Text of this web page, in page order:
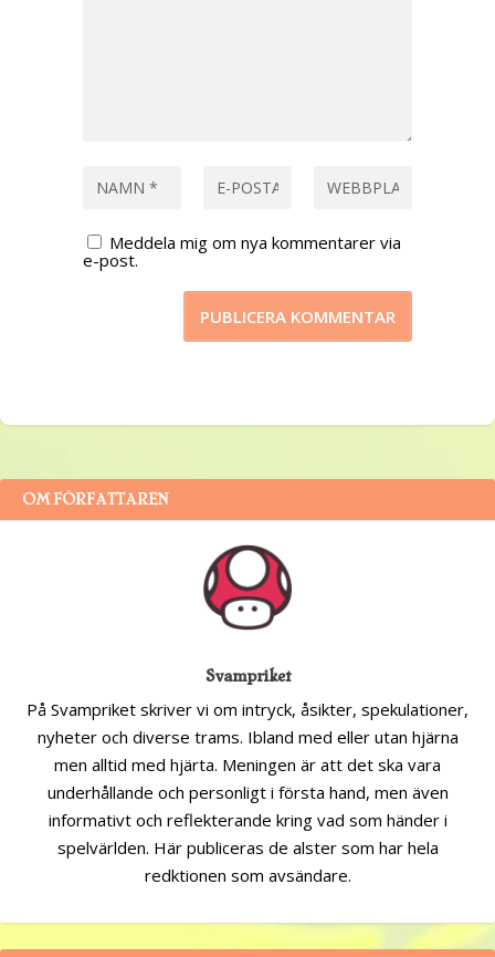
Meddela mig om nya kommentarer via
e-post.
OM FÖRFATTAREN
Svampriket
På Svampriket skriver vi om intryck, åsikter, spekulationer,
nyheter och diverse trams. Ibland med eller utan hjärna
men alltid med hjärta. Meningen är att det ska vara
underhållande och personligt i första hand, men även
informativt och reflekterande kring vad som händer i
spelvärlden. Här publiceras de alster som har hela
redktionen som avsändare.